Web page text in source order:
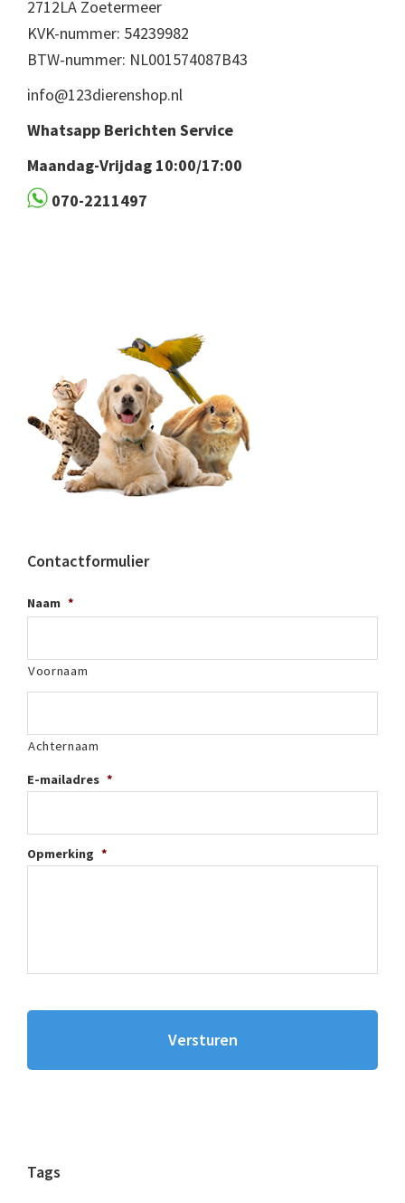
2712LA Zoetermeer
KVK-nummer: 54239982
BTW-nummer: NL001574087B43
info@123dierenshop.nl
Whatsapp Berichten Service
Maandag-Vrijdag 10:00/17:00
070-2211497
Contactformulier
Naam *
Voornaam
Achternaam
E-mailadres *
Opmerking *
Tags